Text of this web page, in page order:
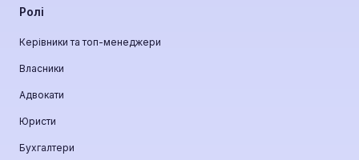
Ролі
Керівники та топ-менеджери
Власники
Адвокати
Юристи
Бухгалтери